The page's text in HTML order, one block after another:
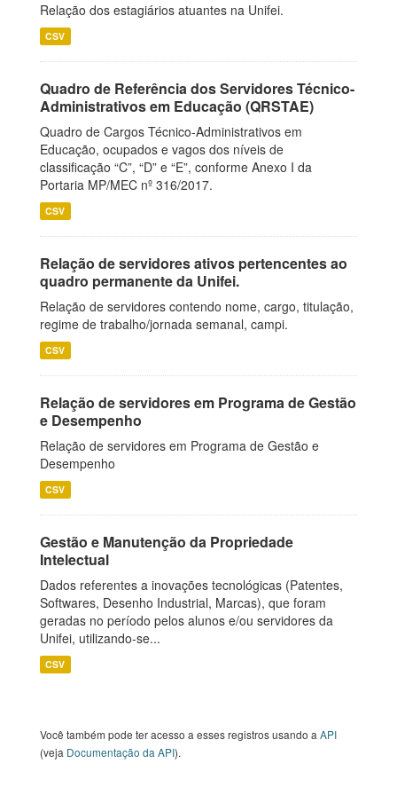
Relação dos estagiários atuantes na Unifei.
CSV
Quadro de Referência dos Servidores Técnico-
Administrativos em Educação (QRSTAE)
Quadro de Cargos Técnico-Administrativos em
Educação, ocupados e vagos dos níveis de
classificação “C”, “D” e “E”, conforme Anexo I da
Portaria MP/MEC nº 316/2017.
CSV
Relação de servidores ativos pertencentes ao
quadro permanente da Unifei.
Relação de servidores contendo nome, cargo, titulação,
regime de trabalho/jornada semanal, campi.
CSV
Relação de servidores em Programa de Gestão
e Desempenho
Relação de servidores em Programa de Gestão e
Desempenho
CSV
Gestão e Manutenção da Propriedade
Intelectual
Dados referentes a inovações tecnológicas (Patentes,
Softwares, Desenho Industrial, Marcas), que foram
geradas no período pelos alunos e/ou servidores da
Unifei, utilizando-se...
CSV
Você também pode ter acesso a esses registros usando a API
(veja Documentação da API).